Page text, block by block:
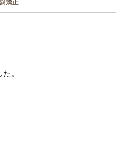
矯正
。